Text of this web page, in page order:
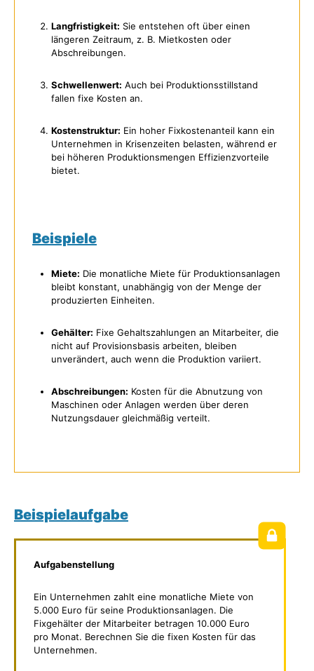
Langfristigkeit: Sie entstehen oft über einen
längeren Zeitraum, z. B. Mietkosten oder
Abschreibungen.
Schwellenwert: Auch bei Produktionsstillstand
fallen fixe Kosten an.
Kostenstruktur: Ein hoher Fixkostenanteil kann ein
Unternehmen in Krisenzeiten belasten, während er
bei höheren Produktionsmengen Effizienzvorteile
bietet.
Beispiele
Miete: Die monatliche Miete für Produktionsanlagen
bleibt konstant, unabhängig von der Menge der
produzierten Einheiten.
Gehälter: Fixe Gehaltszahlungen an Mitarbeiter, die
nicht auf Provisionsbasis arbeiten, bleiben
unverändert, auch wenn die Produktion variiert.
Abschreibungen: Kosten für die Abnutzung von
Maschinen oder Anlagen werden über deren
Nutzungsdauer gleichmäßig verteilt.
Beispielaufgabe
Aufgabenstellung
Ein Unternehmen zahlt eine monatliche Miete von
5.000 Euro für seine Produktionsanlagen. Die
Fixgehälter der Mitarbeiter betragen 10.000 Euro
pro Monat. Berechnen Sie die fixen Kosten für das
Unternehmen.